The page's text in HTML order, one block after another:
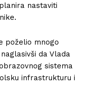
nastaviti
poželio mnogo
da Vlada
sistema
infrastrukturu i